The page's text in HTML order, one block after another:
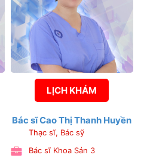
LỊCH KHÁM
Bác sĩ Cao Thị Thanh Huyền
Thạc sĩ, Bác sỹ
Bác sĩ Khoa Sản 3